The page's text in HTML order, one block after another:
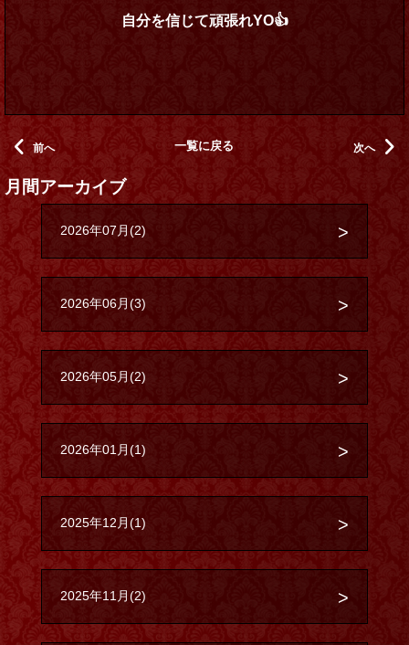
自分を信じて頑張れYO👍
前へ 一覧に戻る 次へ
月間アーカイブ
2026年07月(2)
2026年06月(3)
2026年05月(2)
2026年01月(1)
2025年12月(1)
2025年11月(2)